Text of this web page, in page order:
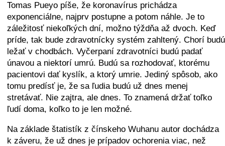
Tomas Pueyo píše, že koronavírus prichádza
exponenciálne, najprv postupne a potom náhle. Je to
záležitosť niekoľkých dní, možno týždňa až dvoch. Keď
príde, tak bude zdravotnícky systém zahltený. Chorí budú
ležať v chodbách. Vyčerpaní zdravotníci budú padať
únavou a niektorí umrú. Budú sa rozhodovať, ktorému
pacientovi dať kyslík, a ktorý umrie. Jediný spôsob, ako
tomu predísť je, že sa ľudia budú už dnes menej
stretávať. Nie zajtra, ale dnes. To znamená držať toľko
ľudí doma, koľko to je len možné.
Na základe štatistík z čínskeho Wuhanu autor dochádza
k záveru, že už dnes je prípadov ochorenia viac, než